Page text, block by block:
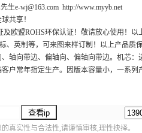
生e-wj@163.com http://www.myyb.net
共享！
欧盟ROHS环保认证！敬请放心使用！
、英制等，可来图来样订制！以上产品质
轴向带边、偏轴向、偏轴向带边。机芯
户常年指定生产。因版本容量小，一系列
真实性与合法性,请谨慎审核,理性抉择。